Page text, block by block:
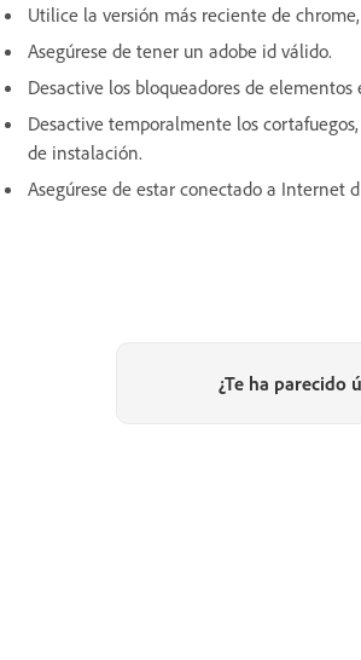
Utilice la versión más reciente de
Asegúrese de tener un adobe id válido.
Desactive los bloqueadores de
Desactive temporalmente los
de instalación.
Asegúrese de estar conectado a Internet
¿Te ha parecido